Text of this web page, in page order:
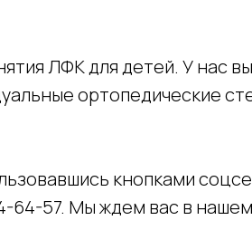
ЛФК для детей. У нас
ортопедические
кнопками
64-57. Мы ждем вас в